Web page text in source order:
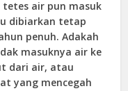
air pun masuk
dibiarkan tetap
penuh. Adakah
masuknya air ke
dari air, atau
yang mencegah